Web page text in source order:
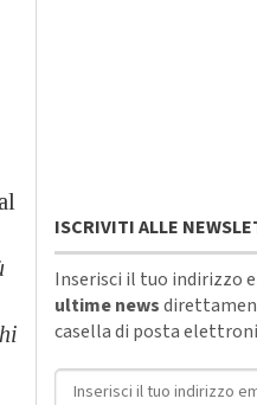
ISCRIVITI ALLE
Inserisci il tuo indirizzo
ultime news
casella di posta
Indirizzo email